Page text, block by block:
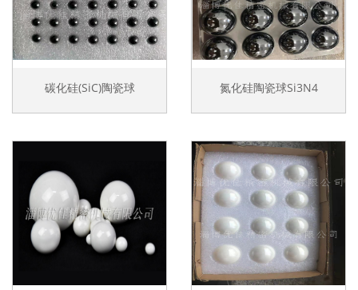
碳化硅(SiC)陶瓷球 氮化硅陶瓷球Si3N4